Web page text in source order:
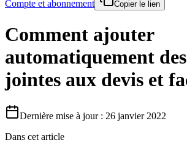
Compte et abonnement Copier le lien
Comment ajouter
automatiquement
jointes aux devis et
Dernière mise à jour : 26 janvier 2022
Dans cet article